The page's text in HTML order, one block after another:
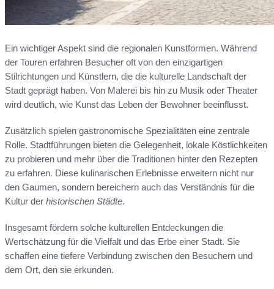
Ein wichtiger Aspekt sind die regionalen Kunstformen. Während
der Touren erfahren Besucher oft von den einzigartigen
Stilrichtungen und Künstlern, die die kulturelle Landschaft der
Stadt geprägt haben. Von Malerei bis hin zu Musik oder Theater
wird deutlich, wie Kunst das Leben der Bewohner beeinflusst.
Zusätzlich spielen gastronomische Spezialitäten eine zentrale
Rolle. Stadtführungen bieten die Gelegenheit, lokale Köstlichkeiten
zu probieren und mehr über die Traditionen hinter den Rezepten
zu erfahren. Diese kulinarischen Erlebnisse erweitern nicht nur
den Gaumen, sondern bereichern auch das Verständnis für die
Kultur der historischen Städte.
Insgesamt fördern solche kulturellen Entdeckungen die
Wertschätzung für die Vielfalt und das Erbe einer Stadt. Sie
schaffen eine tiefere Verbindung zwischen den Besuchern und
dem Ort, den sie erkunden.